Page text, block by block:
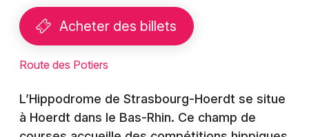
Manifestations
Foires & salons
Spectacles
Marseille
Mulhouse
Montpellier
Nantes
Acheter des billets
Route des Potiers
L’Hippodrome de Strasbourg-Hoerdt se situe
à Hoerdt dans le Bas-Rhin. Ce champ de